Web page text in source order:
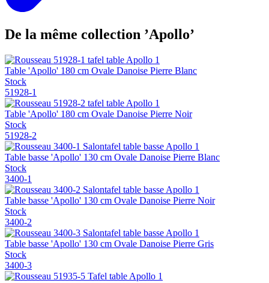
De la même collection ’Apollo’
Table 'Apollo' 180 cm Ovale Danoise Pierre Blanc
Stock
51928-1
Table 'Apollo' 180 cm Ovale Danoise Pierre Noir
Stock
51928-2
Table basse 'Apollo' 130 cm Ovale Danoise Pierre Blanc
Stock
3400-1
Table basse 'Apollo' 130 cm Ovale Danoise Pierre Noir
Stock
3400-2
Table basse 'Apollo' 130 cm Ovale Danoise Pierre Gris
Stock
3400-3